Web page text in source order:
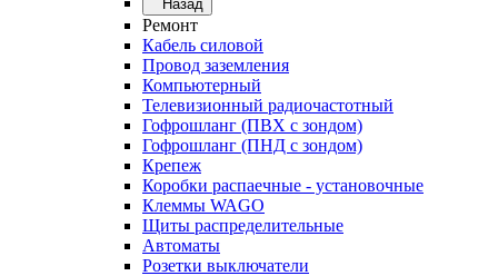
Назад
Ремонт
Кабель силовой
Провод заземления
Компьютерный
Телевизионный радиочастотный
Гофрошланг (ПВХ с зондом)
Гофрошланг (ПНД с зондом)
Крепеж
Коробки распаечные - установочные
Клеммы WAGO
Щиты распределительные
Автоматы
Розетки выключатели